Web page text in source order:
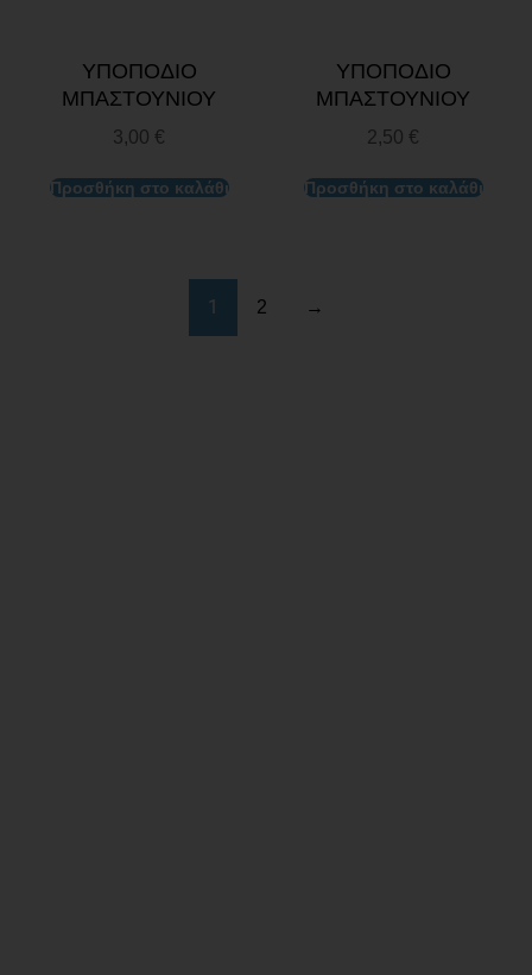
ΥΠΟΠΟΔΙΟ
ΜΠΑΣΤΟΥΝΙΟΥ
3,00 €
Προσθήκη στο καλάθι
ΥΠΟΠΟΔΙΟ
ΜΠΑΣΤΟΥΝΙΟΥ
2,50 €
Προσθήκη στο καλάθι
1 2 →